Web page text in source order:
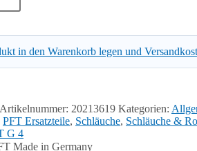
in den Warenkorb legen und
Artikelnummer: 20213619 Kategorien:
PFT Ersatzteile, Schläuche, Schläuche &
G 4